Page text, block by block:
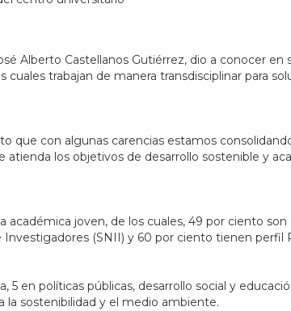
Alberto Castellanos Gutiérrez, dio a conocer en
trabajan de manera transdisciplinar para
que con algunas carencias estamos
los objetivos de desarrollo sostenible y
joven, de los cuales, 49 por ciento son
(SNII) y 60 por ciento tienen perfil
en políticas públicas, desarrollo social y
la sostenibilidad y el medio ambiente.